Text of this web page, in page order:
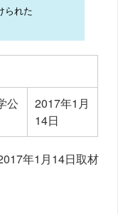
られた
公
2017年1月
14日
年1月14日取材